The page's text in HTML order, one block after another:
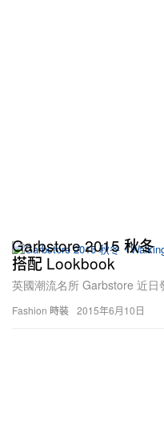
Fashion 時裝
Garbstore 2015 秋冬
搭配 Lookbook
英國潮流名所 Garbstore 近
2015年6月10日